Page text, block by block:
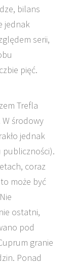
bilans
jednak
serii,
pięć.
Trefla
W środowy
jednak
publiczności).
coraz
może być
ostatni,
pod
granie
Ponad